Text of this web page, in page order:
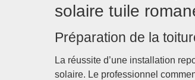
solaire tuile
Préparation de la
La réussite d’une installation
solaire. Le professionnel